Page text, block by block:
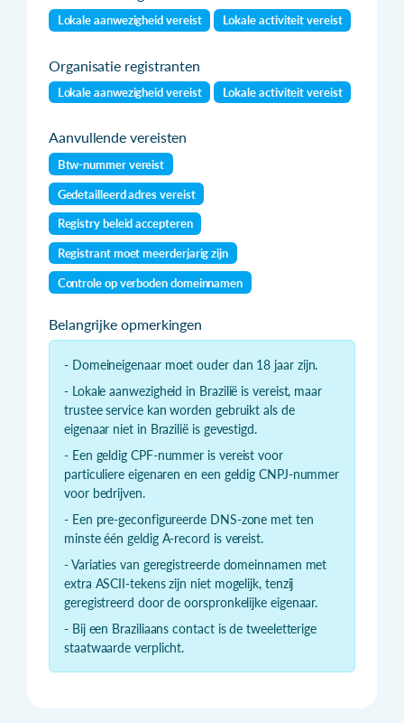
Lokale aanwezigheid vereist Lokale activiteit vereist
Organisatie registranten
Lokale aanwezigheid vereist Lokale activiteit vereist
Aanvullende vereisten
Btw-nummer vereist
Gedetailleerd adres vereist
Registry beleid accepteren
Registrant moet meerderjarig zijn
Controle op verboden domeinnamen
Belangrijke opmerkingen
- Domeineigenaar moet ouder dan 18 jaar zijn.
- Lokale aanwezigheid in Brazilië is vereist, maar
trustee service kan worden gebruikt als de
eigenaar niet in Brazilië is gevestigd.
- Een geldig CPF-nummer is vereist voor
particuliere eigenaren en een geldig CNPJ-nummer
voor bedrijven.
- Een pre-geconfigureerde DNS-zone met ten
minste één geldig A-record is vereist.
- Variaties van geregistreerde domeinnamen met
extra ASCII-tekens zijn niet mogelijk, tenzij
geregistreerd door de oorspronkelijke eigenaar.
- Bij een Braziliaans contact is de tweeletterige
staatwaarde verplicht.